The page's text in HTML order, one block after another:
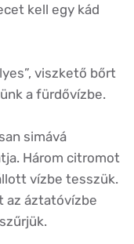
kell egy kád
viszkető bőrt
a fürdővízbe.
simává
Három citromot
vízbe tesszük.
az áztatóvízbe